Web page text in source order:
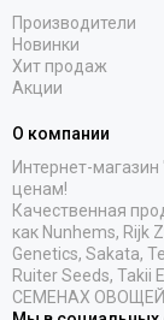
Производители
Новинки
Хит продаж
Акции
О компании
Интернет-
ценам!
Качественная
как Nunhems, Rijk
Genetics, Sakata,
Ruiter Seeds,
СЕМЕНАХ